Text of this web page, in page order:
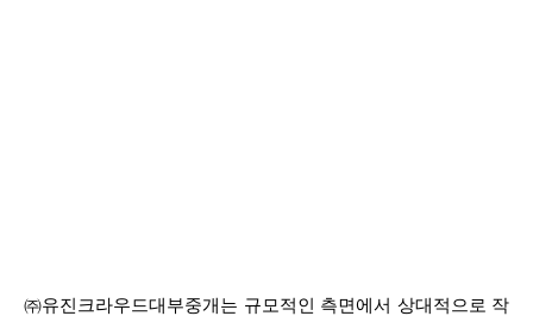
㈜유진크라우드대부중개는 규모적인 측면에서 상대적으로 작